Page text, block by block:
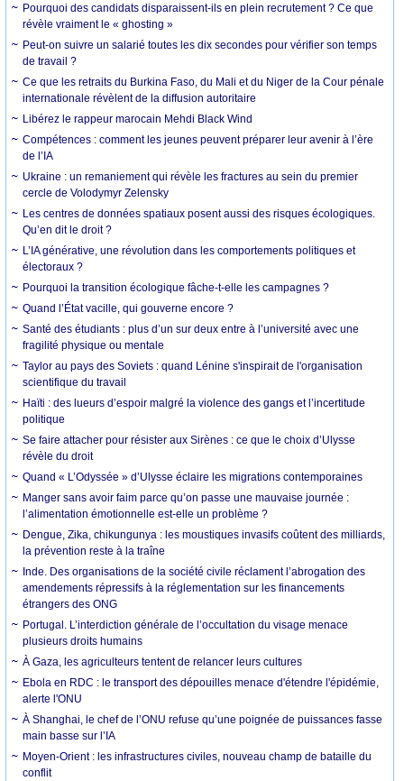
Pourquoi des candidats disparaissent-ils en plein recrutement ? Ce que
révèle vraiment le « ghosting »
Peut-on suivre un salarié toutes les dix secondes pour vérifier son temps
de travail ?
Ce que les retraits du Burkina Faso, du Mali et du Niger de la Cour pénale
internationale révèlent de la diffusion autoritaire
Libérez le rappeur marocain Mehdi Black Wind
Compétences : comment les jeunes peuvent préparer leur avenir à l’ère
de l’IA
Ukraine : un remaniement qui révèle les fractures au sein du premier
cercle de Volodymyr Zelensky
Les centres de données spatiaux posent aussi des risques écologiques.
Qu’en dit le droit ?
L’IA générative, une révolution dans les comportements politiques et
électoraux ?
Pourquoi la transition écologique fâche-t-elle les campagnes ?
Quand l’État vacille, qui gouverne encore ?
Santé des étudiants : plus d’un sur deux entre à l’université avec une
fragilité physique ou mentale
Taylor au pays des Soviets : quand Lénine s'inspirait de l'organisation
scientifique du travail
Haïti : des lueurs d’espoir malgré la violence des gangs et l’incertitude
politique
Se faire attacher pour résister aux Sirènes : ce que le choix d’Ulysse
révèle du droit
Quand « L’Odyssée » d’Ulysse éclaire les migrations contemporaines
Manger sans avoir faim parce qu’on passe une mauvaise journée :
l’alimentation émotionnelle est-elle un problème ?
Dengue, Zika, chikungunya : les moustiques invasifs coûtent des milliards,
la prévention reste à la traîne
Inde. Des organisations de la société civile réclament l’abrogation des
amendements répressifs à la réglementation sur les financements
étrangers des ONG
Portugal. L’interdiction générale de l’occultation du visage menace
plusieurs droits humains
À Gaza, les agriculteurs tentent de relancer leurs cultures
Ebola en RDC : le transport des dépouilles menace d'étendre l'épidémie,
alerte l'ONU
À Shanghai, le chef de l’ONU refuse qu’une poignée de puissances fasse
main basse sur l’IA
Moyen-Orient : les infrastructures civiles, nouveau champ de bataille du
conflit